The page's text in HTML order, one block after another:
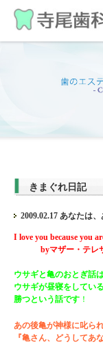
きまぐれ日記
2009.02.17 あなたは
I love you because you
byマザー・テレ
ウサギと亀のおとぎ話
ウサギが昼寝をしてい
勝つという話です ！
あの後亀が神様に叱ら
『亀さん、どうしてあ